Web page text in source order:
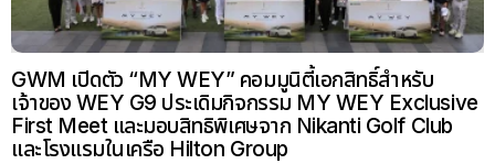
GWM เปิดตัว “MY WEY” คอมมูนิตี้เอกสิทธิ์สำหรับ
เจ้าของ WEY G9 ประเดิมกิจกรรม MY WEY Exclusive
First Meet และมอบสิทธิพิเศษจาก Nikanti Golf Club
และโรงแรมในเครือ Hilton Group